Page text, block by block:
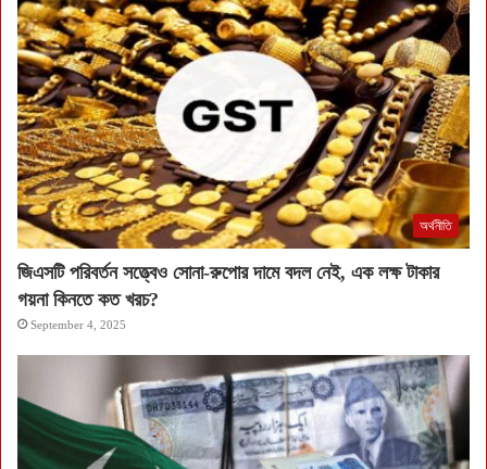
অর্থনীতি
জিএসটি পরিবর্তন সত্ত্বেও সোনা-রুপোর দামে বদল নেই, এক লক্ষ টাকার
গয়না কিনতে কত খরচ?
September 4, 2025